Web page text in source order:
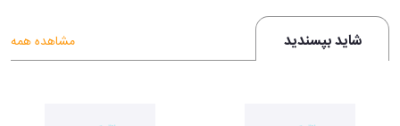
شاید بپسندید مشاهده همه